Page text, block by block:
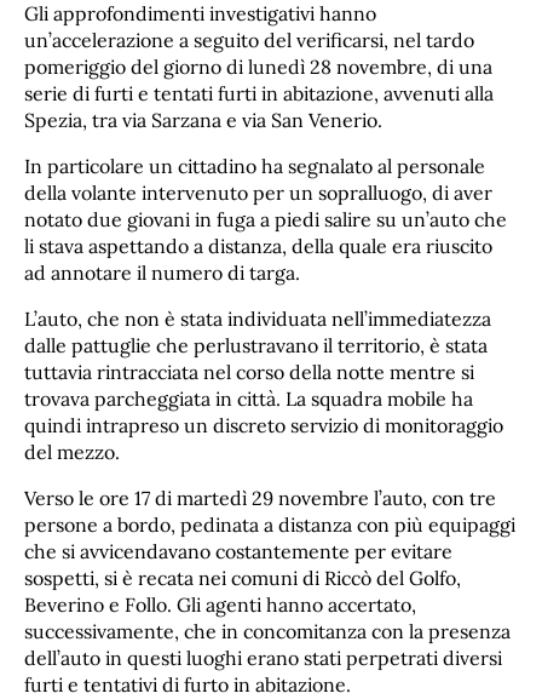
Gli approfondimenti investigativi hanno
un’accelerazione a seguito del verificarsi, nel tardo
pomeriggio del giorno di lunedì 28 novembre, di una
serie di furti e tentati furti in abitazione, avvenuti alla
Spezia, tra via Sarzana e via San Venerio.
In particolare un cittadino ha segnalato al personale
della volante intervenuto per un sopralluogo, di aver
notato due giovani in fuga a piedi salire su un’auto che
li stava aspettando a distanza, della quale era riuscito
ad annotare il numero di targa.
L’auto, che non è stata individuata nell’immediatezza
dalle pattuglie che perlustravano il territorio, è stata
tuttavia rintracciata nel corso della notte mentre si
trovava parcheggiata in città. La squadra mobile ha
quindi intrapreso un discreto servizio di monitoraggio
del mezzo.
Verso le ore 17 di martedì 29 novembre l’auto, con tre
persone a bordo, pedinata a distanza con più equipaggi
che si avvicendavano costantemente per evitare
sospetti, si è recata nei comuni di Riccò del Golfo,
Beverino e Follo. Gli agenti hanno accertato,
successivamente, che in concomitanza con la presenza
dell’auto in questi luoghi erano stati perpetrati diversi
furti e tentativi di furto in abitazione.